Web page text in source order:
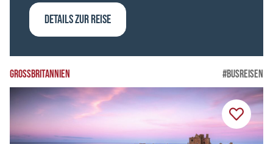
DETAILS ZUR REISE
GROSSBRITANNIEN #BUSREISEN